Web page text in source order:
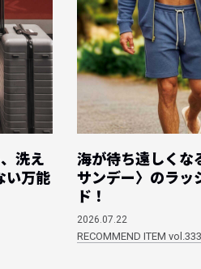
洗え
い万能
海が待ち遠しくな
サンデー〉のラッ
ド！
2026.07.22
RECOMMEND ITEM vol.333